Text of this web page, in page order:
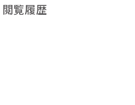
閲覧履歴